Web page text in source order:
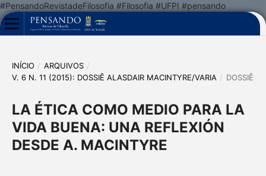
#PensandoRevistadeFilosofia #Filosofia #UFPI #pensando
INÍCIO / ARQUIVOS /
V. 6 N. 11 (2015): DOSSIÊ ALASDAIR MACINTYRE/VARIA / DOSSIÊ
LA ÉTICA COMO MEDIO PARA LA
VIDA BUENA: UNA REFLEXIÓN
DESDE A. MACINTYRE